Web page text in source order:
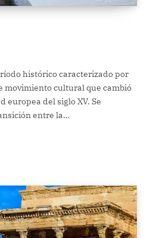
histórico caracterizado por
cultural que cambió
europea del siglo XV. Se
entre la…